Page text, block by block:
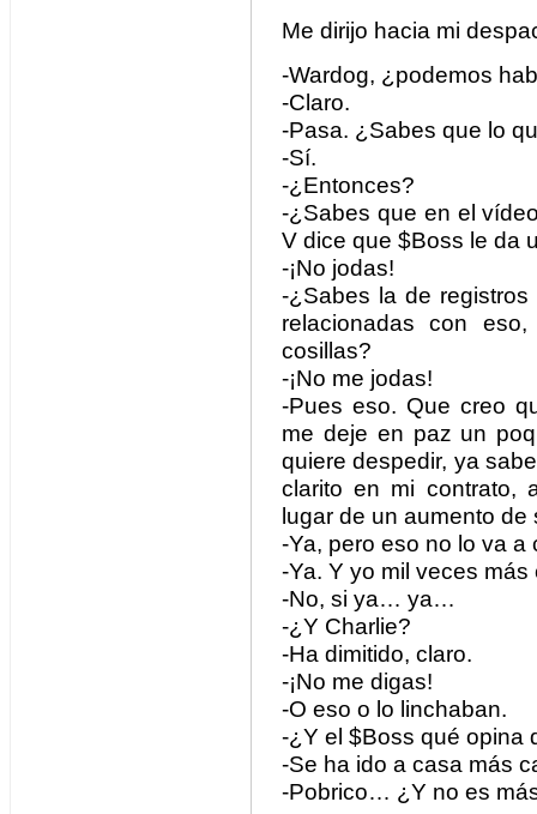
Me dirijo hacia mi
-Wardog, ¿podemos
-Claro.
-Pasa. ¿Sabes que lo
-Sí.
-¿Entonces?
-¿Sabes que en el
V dice que $Boss le da
-¡No jodas!
-¿Sabes la de
relacionadas con
cosillas?
-¡No me jodas!
-Pues eso. Que creo
me deje en paz un
quiere despedir, ya
clarito en mi contrato,
lugar de un aumento de
-Ya, pero eso no lo va
-Ya. Y yo mil veces más
-No, si ya… ya…
-¿Y Charlie?
-Ha dimitido, claro.
-¡No me digas!
-O eso o lo linchaban.
-¿Y el $Boss qué opina
-Se ha ido a casa más
-Pobrico… ¿Y no es